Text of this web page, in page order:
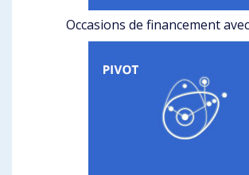
Occasions de financement